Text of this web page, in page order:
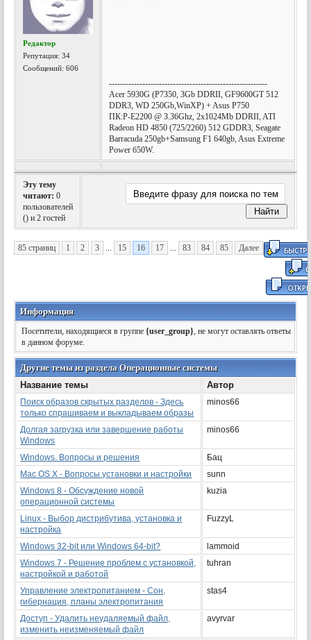
Редактор
Репутация:34
Сообщений: 606
---------------------------------------------------------
Acer 5930G (P7350, 3Gb DDRII, GF9600GT 512
DDR3, WD 250Gb,WinXP) + Asus P750
ПК:P-E2200 @ 3.36Ghz, 2х1024Mb DDRII, ATI
Radeon HD 4850 (725/2260) 512 GDDR3, Seagate
Barracuda 250gb+Samsung F1 640gb, Asus Extreme
Power 650W.
Эту тему
читают: 0
пользователей
() и 2 гостей
85 страниц 1 2 3 ... 15 16 17 ... 83 84 85 Далее
Информация
Посетители, находящиеся в группе{user_group}, не могут оставлять ответы
в данном форуме.
Другие темы из раздела Операционные системы
Название темы
Автор
Поиск образов скрытых разделов - Здесь
только спрашиваем и выкладываем образы
minos66
Долгая загрузка или завершение работы
Windows
minos66
Windows. Вопросы и решения
Бац
Mac OS X - Вопросы установки и настройки
sunn
Windows 8 - Обсуждение новой
операционной системы
kuzia
Linux - Выбор дистрибутива, установка и
настройка
FuzzyL
Windows 32-bit или Windows 64-bit?
lammoid
Windows 7 - Решение проблем с установкой,
настройкой и работой
tuhran
Управление электропитанием - Сон,
гибернация, планы электропитания
stas4
Доступ - Удалить неудаляемый файл,
изменить неизменяемый файл
avyrvar